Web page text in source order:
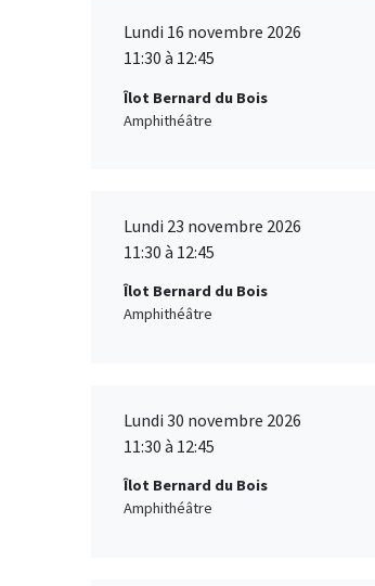
Lundi 16 novembre 2026
11:30 à 12:45
Îlot Bernard du Bois
Amphithéâtre
Lundi 23 novembre 2026
11:30 à 12:45
Îlot Bernard du Bois
Amphithéâtre
Lundi 30 novembre 2026
11:30 à 12:45
Îlot Bernard du Bois
Amphithéâtre